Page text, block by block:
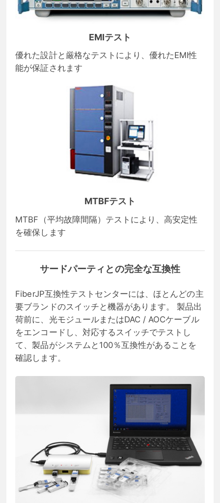
EMIテスト
優れた設計と厳格なテストにより、優れたEMI性
能が保証されます
MTBFテスト
MTBF（平均故障間隔）テストにより、高安定性
を確保します
サードパーティとの完全な互換性
FiberJP互換性テストセンターには、ほとんどの主
要ブランドのスイッチと機器があります。 製品出
荷前に、光モジュールまたはDAC / AOCケーブル
をエンコードし、対応するスイッチでテストし
て、製品がシステムと100％互換性があることを
確認します。